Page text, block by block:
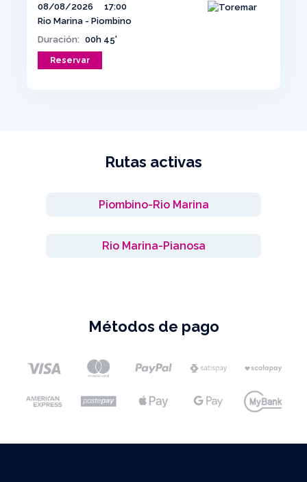
08/08/2026
17:00
Rio Marina - Piombino
Duración: 00h 45'
Reservar
Rutas activas
Piombino-Rio Marina
Rio Marina-Pianosa
Métodos de pago